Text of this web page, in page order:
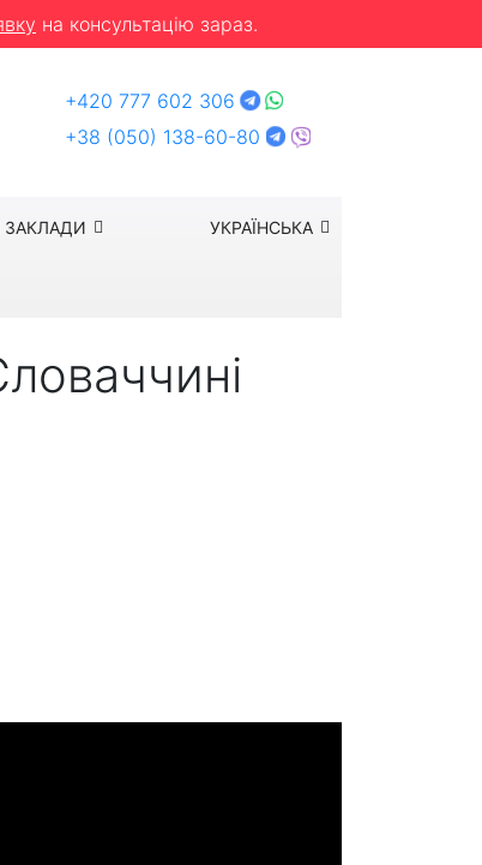
на консультацію зараз.
+420 777 602 306
+38 (050) 138-60-80
УКРАЇНСЬКА
ЗАКЛАДИ